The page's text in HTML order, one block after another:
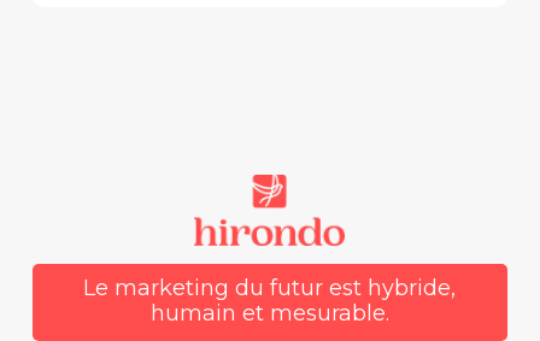
Le marketing du futur est hybride,
humain et mesurable.